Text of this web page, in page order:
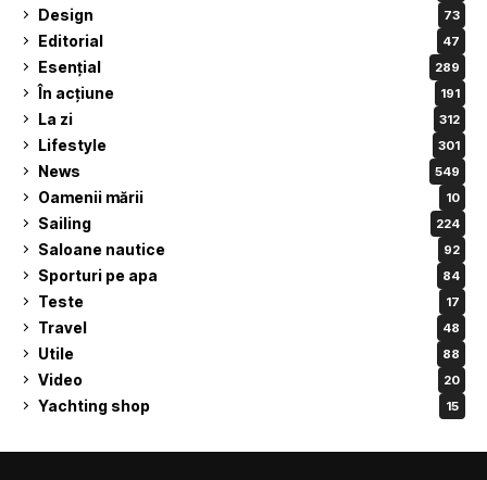
Design 73
Editorial 47
Esențial 289
În acțiune 191
La zi 312
Lifestyle 301
News 549
Oamenii mării 10
Sailing 224
Saloane nautice 92
Sporturi pe apa 84
Teste 17
Travel 48
Utile 88
Video 20
Yachting shop 15